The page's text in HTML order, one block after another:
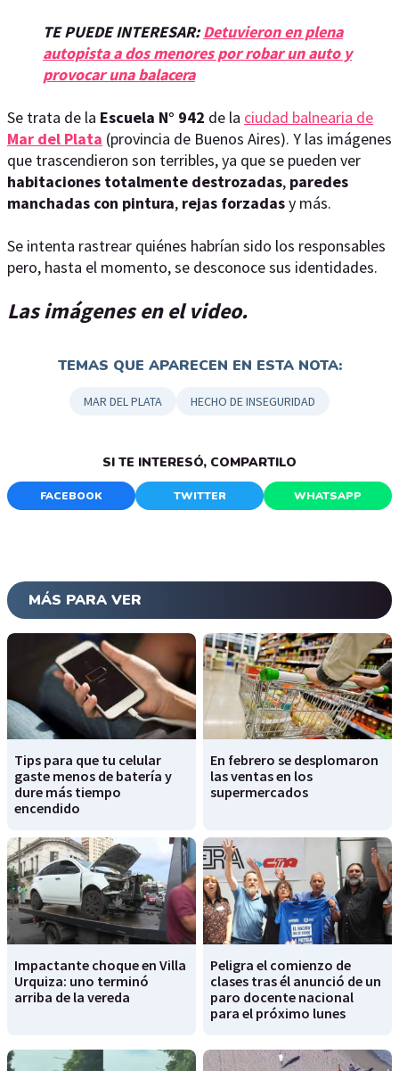
TE PUEDE INTERESAR:Detuvieron en plena
autopista a dos menores por robar un auto y
provocar una balacera
Se trata de la Escuela N° 942 de la ciudad balnearia de
Mar del Plata (provincia de Buenos Aires). Y las imágenes
que trascendieron son terribles, ya que se pueden ver
habitaciones totalmente destrozadas, paredes
manchadas con pintura, rejas forzadasy más.
Se intenta rastrear quiénes habrían sido los responsables
pero, hasta el momento, se desconoce sus identidades.
Las imágenes en el video.
TEMAS QUE APARECEN EN ESTA NOTA:
MAR DEL PLATA HECHO DE INSEGURIDAD
SI TE INTERESÓ, COMPARTILO
FACEBOOK TWITTER WHATSAPP
MÁS PARA VER
Tips para que tu celular
gaste menos de batería y
dure más tiempo
encendido
En febrero se desplomaron
las ventas en los
supermercados
Impactante choque en Villa
Urquiza: uno terminó
arriba de la vereda
Peligra el comienzo de
clases tras él anunció de un
paro docente nacional
para el próximo lunes